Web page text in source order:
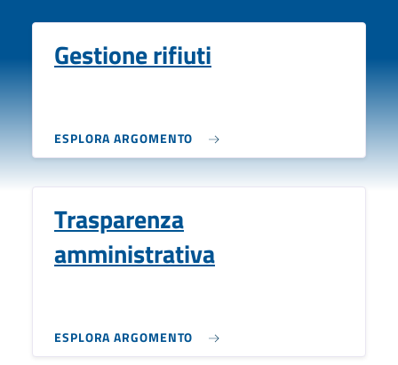
Gestione rifiuti
ESPLORA ARGOMENTO
Trasparenza
amministrativa
ESPLORA ARGOMENTO